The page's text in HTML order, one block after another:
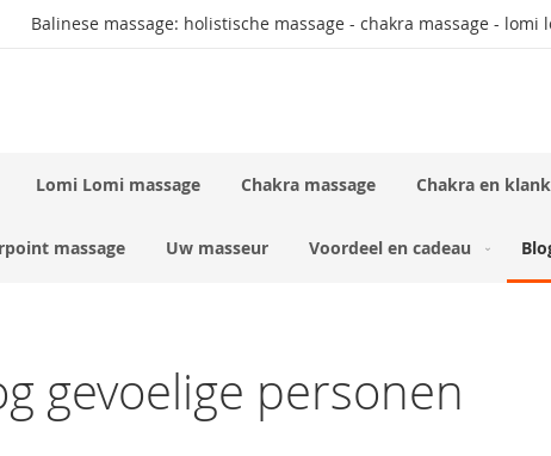
Balinese massage: holistische massage - chakra massage -
Lomi Lomi massage Chakra massage Chakra en klank
massage Uw masseur Voordeel en cadeau
gevoelige personen